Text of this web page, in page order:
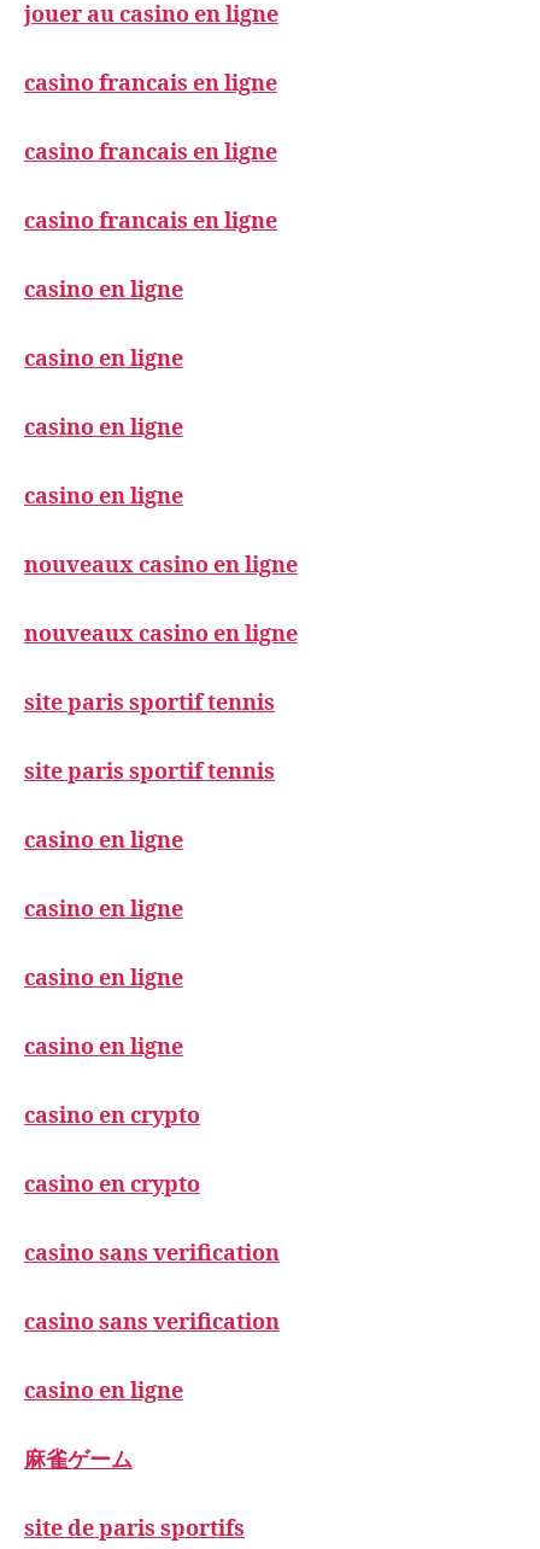
jouer au casino en ligne
casino francais en ligne
casino francais en ligne
casino francais en ligne
casino en ligne
casino en ligne
casino en ligne
casino en ligne
nouveaux casino en ligne
nouveaux casino en ligne
site paris sportif tennis
site paris sportif tennis
casino en ligne
casino en ligne
casino en ligne
casino en ligne
casino en crypto
casino en crypto
casino sans verification
casino sans verification
casino en ligne
麻雀ゲーム
site de paris sportifs